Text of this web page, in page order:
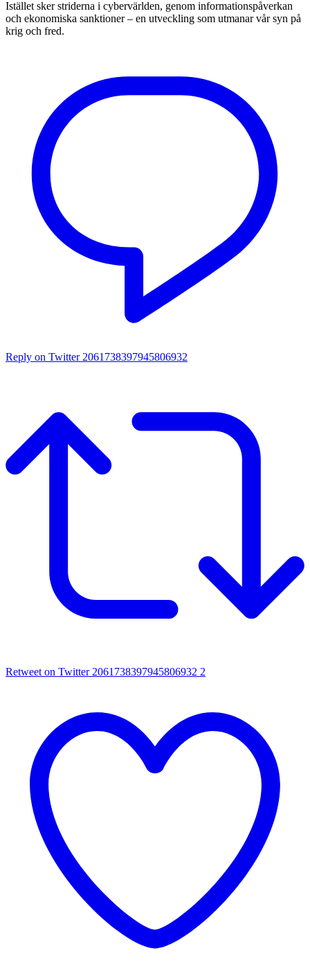
Istället sker striderna i cybervärlden, genom informationspåverkan
och ekonomiska sanktioner – en utveckling som utmanar vår syn på
krig och fred.
Reply on Twitter 2061738397945806932
Retweet on Twitter 2061738397945806932 2